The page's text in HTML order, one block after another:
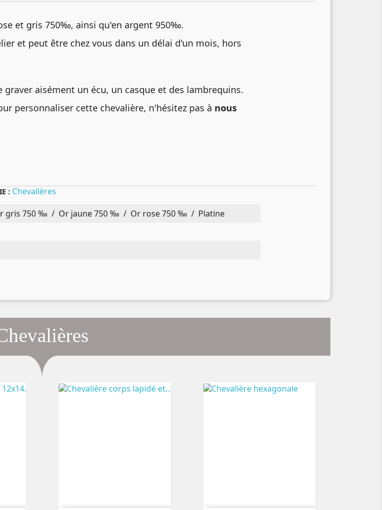
et gris 750‰, ainsi qu'en argent 950‰.
et peut être chez vous dans un délai d'un mois, hors
aisément un écu, un casque et des lambrequins.
personnaliser cette chevalière, n'hésitez pas à nous
: Chevalières
gris 750 ‰ / Or jaune 750 ‰ / Or rose 750 ‰ / Platine